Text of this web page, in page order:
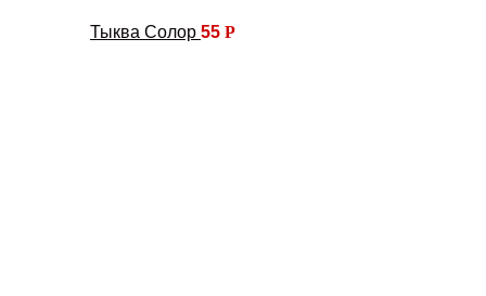
Тыква Солор 55 Р